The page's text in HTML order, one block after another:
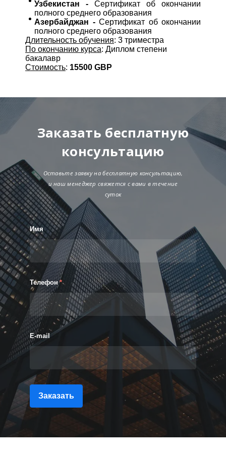
Узбекистан - Сертификат об окончании
полного среднего образования
Азербайджан -Сертификат об окончании
полного среднего образования
Длительность обучения: 3 триместра
По окончанию курса: Диплом степени
бакалавр
Стоимость: 15500 GBP
Заказать бесплатную
консультацию
Оставьте заявку на бесплатную консультацию,
и наш менеджер свяжется с вами в течение
суток
Имя
Телефон *
E-mail
Заказать